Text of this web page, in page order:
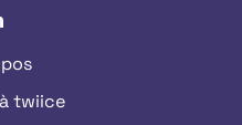
twiice